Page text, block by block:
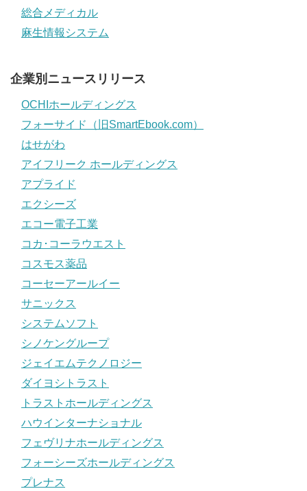
総合メディカル
麻生情報システム
企業別ニュースリリース
OCHIホールディングス
フォーサイド（旧SmartEbook.com）
はせがわ
アイフリーク ホールディングス
アプライド
エクシーズ
エコー電子工業
コカ･コーラウエスト
コスモス薬品
コーセーアールイー
サニックス
システムソフト
シノケングループ
ジェイエムテクノロジー
ダイヨシトラスト
トラストホールディングス
ハウインターナショナル
フェヴリナホールディングス
フォーシーズホールディングス
プレナス